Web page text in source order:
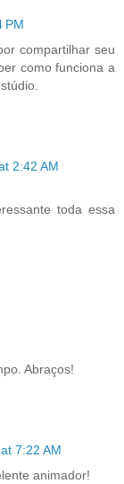
PM
compartilhar seu
como funciona a
2:42 AM
toda essa
Abraços!
7:22 AM
animador!